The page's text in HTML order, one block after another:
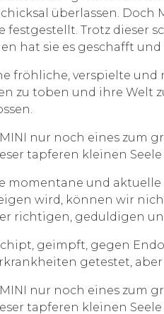
überlassen. Doch
festgestellt. Trotz dieser
hat sie es geschafft
fröhliche, verspielte
zu toben und ihre Welt
nur noch eines zum
tapferen kleinen
momentane und
wird, können wir
richtigen, geduldigen
geimpft, gegen
getestet,
nur noch eines zum
tapferen kleinen